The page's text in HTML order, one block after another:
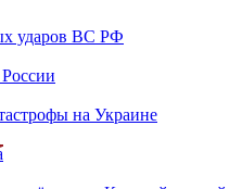
ударов ВС РФ
на Украине